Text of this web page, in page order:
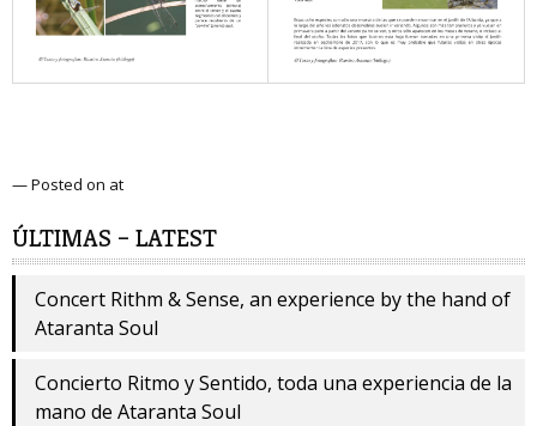
— Posted on at
ÚLTIMAS – LATEST
Concert Rithm & Sense, an experience by the hand of
Ataranta Soul
Concierto Ritmo y Sentido, toda una experiencia de la
mano de Ataranta Soul